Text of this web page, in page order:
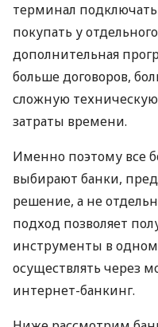
терминал
покупать у
дополнительная
больше договоров,
сложную
затраты времени.
Именно поэтому все
выбирают банки,
решение, а не
подход позволяет
инструменты в
осуществлять через
интернет-банкинг.